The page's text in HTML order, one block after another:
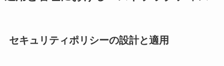
セキュリティポリシーの設計と適用